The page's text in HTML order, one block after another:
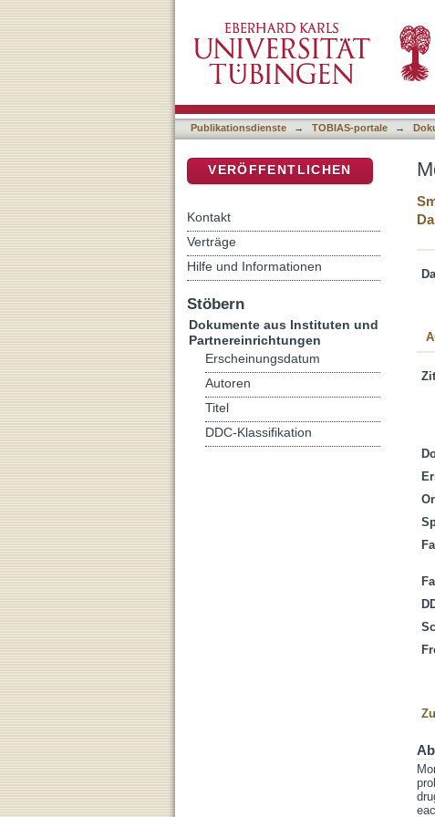
Publikationsdienste → TOBIAS-portale →
VERÖFFENTLICHEN
Kontakt
Verträge
Hilfe und Informationen
Stöbern
Dokumente aus Instituten und
Partnereinrichtungen
Erscheinungsdatum
Autoren
Titel
DDC-Klassifikation